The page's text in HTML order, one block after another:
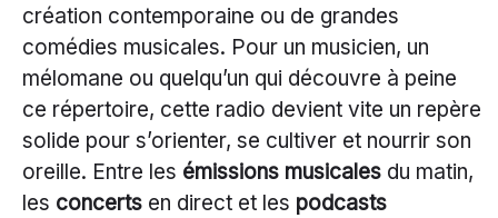
création contemporaine ou de grandes
comédies musicales. Pour un musicien, un
mélomane ou quelqu’un qui découvre à peine
ce répertoire, cette radio devient vite un repère
solide pour s’orienter, se cultiver et nourrir son
oreille. Entre les émissions musicales du matin,
les concerts en direct et les podcasts